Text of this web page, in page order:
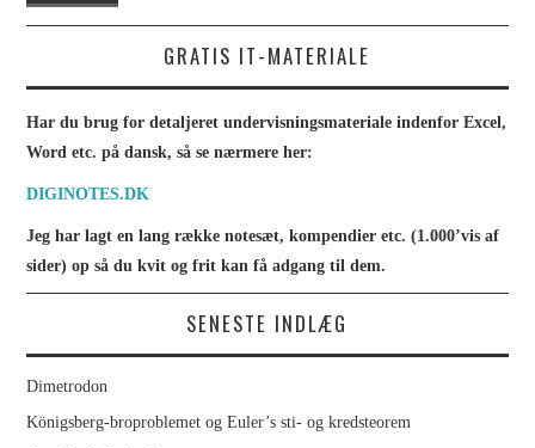
GRATIS IT-MATERIALE
Har du brug for detaljeret undervisningsmateriale indenfor Excel,
Word etc. på dansk, så se nærmere her:
DIGINOTES.DK
Jeg har lagt en lang række notesæt, kompendier etc. (1.000’vis af
sider) op så du kvit og frit kan få adgang til dem.
SENESTE INDLÆG
Dimetrodon
Königsberg-broproblemet og Euler’s sti- og kredsteorem